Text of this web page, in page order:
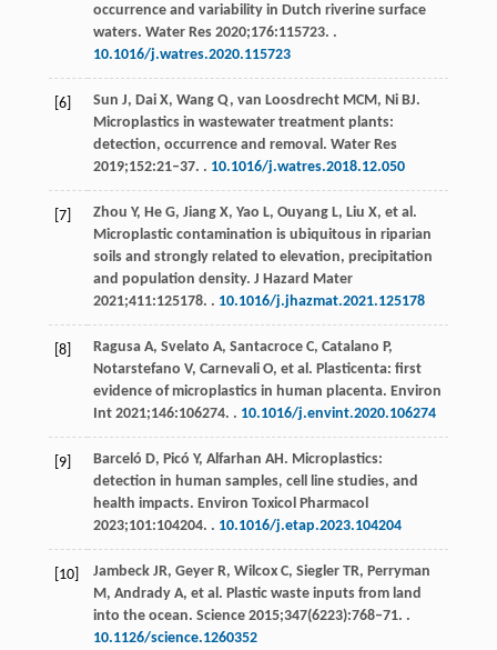
occurrence and variability in Dutch riverine surface
waters. Water Res 2020;176:115723. .
10.1016/j.watres.2020.115723
[6] Sun J, Dai X, Wang Q, van Loosdrecht MCM, Ni BJ.
Microplastics in wastewater treatment plants:
detection, occurrence and removal. Water Res
2019;152:21‒37. . 10.1016/j.watres.2018.12.050
[7] Zhou Y, He G, Jiang X, Yao L, Ouyang L, Liu X, et al.
Microplastic contamination is ubiquitous in riparian
soils and strongly related to elevation, precipitation
and population density. J Hazard Mater
2021;411:125178. . 10.1016/j.jhazmat.2021.125178
[8] Ragusa A, Svelato A, Santacroce C, Catalano P,
Notarstefano V, Carnevali O, et al. Plasticenta: first
evidence of microplastics in human placenta. Environ
Int 2021;146:106274. . 10.1016/j.envint.2020.106274
[9] Barceló D, Picó Y, Alfarhan AH. Microplastics:
detection in human samples, cell line studies, and
health impacts. Environ Toxicol Pharmacol
2023;101:104204. . 10.1016/j.etap.2023.104204
[10] Jambeck JR, Geyer R, Wilcox C, Siegler TR, Perryman
M, Andrady A, et al. Plastic waste inputs from land
into the ocean. Science 2015;347(6223):768‒71. .
10.1126/science.1260352